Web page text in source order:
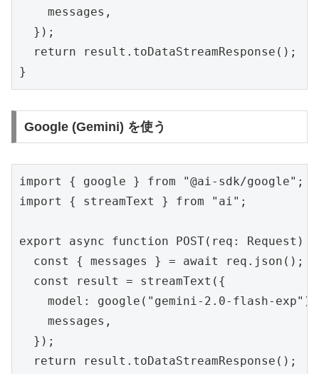
    messages,
  });
  return result.toDataStreamResponse();
}
Google (Gemini) を使う
import { google } from "@ai-sdk/google";
import { streamText } from "ai";
export async function POST(req: Request) {
  const { messages } = await req.json();
  const result = streamText({
    model: google("gemini-2.0-flash-exp"),
    messages,
  });
  return result.toDataStreamResponse();